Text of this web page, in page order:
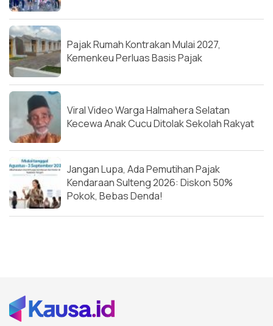
Pajak Rumah Kontrakan Mulai 2027,
Kemenkeu Perluas Basis Pajak
Viral Video Warga Halmahera Selatan
Kecewa Anak Cucu Ditolak Sekolah Rakyat
Jangan Lupa, Ada Pemutihan Pajak
Kendaraan Sulteng 2026: Diskon 50%
Pokok, Bebas Denda!